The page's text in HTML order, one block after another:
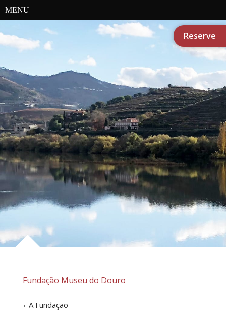
MENU
Reserve
Fundação Museu do Douro
A Fundação